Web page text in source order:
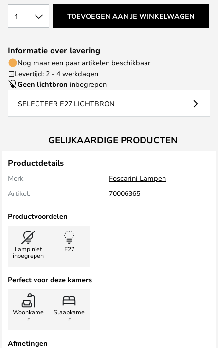
1 TOEVOEGEN AAN JE WINKELWAGEN
Informatie over levering
Nog maar een paar artikelen beschikbaar
Levertijd: 2 - 4 werkdagen
Geen lichtbron inbegrepen
SELECTEER E27 LICHTBRON
GELIJKAARDIGE PRODUCTEN
Productdetails
Merk
Foscarini Lampen
Artikel:
70006365
Productvoordelen
Lamp niet
inbegrepen
E27
Perfect voor deze kamers
Woonkame
r
Slaapkame
r
Afmetingen